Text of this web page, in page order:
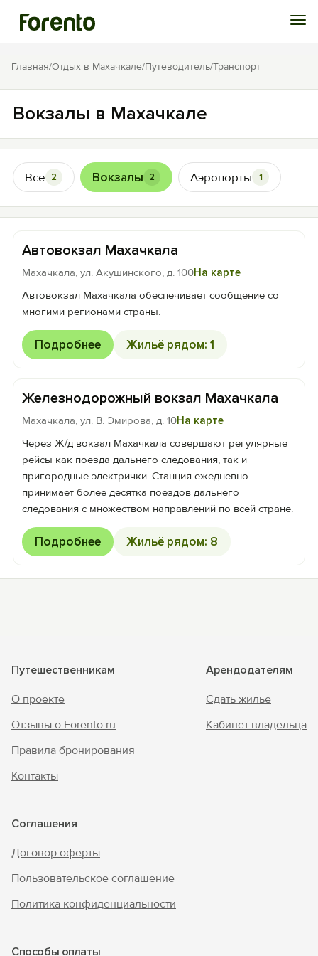
Войти
История просмотра
Добавить свой объект
Главная/Отдых в Махачкале/Путеводитель/Транспорт
Вокзалы в Махачкале
Все 2 Вокзалы 2 Аэропорты 1
Автовокзал Махачкала
Махачкала, ул. Акушинского, д. 100На карте
Автовокзал Махачкала обеспечивает сообщение со
многими регионами страны.
Подробнее Жильё рядом: 1
Железнодорожный вокзал Махачкала
Махачкала, ул. В. Эмирова, д. 10На карте
Через Ж/д вокзал Махачкала совершают регулярные
рейсы как поезда дальнего следования, так и
пригородные электрички. Станция ежедневно
принимает более десятка поездов дальнего
следования с множеством направлений по всей стране.
Подробнее Жильё рядом: 8
Путешественникам
О проекте
Отзывы о Forento.ru
Правила бронирования
Контакты
Арендодателям
Сдать жильё
Кабинет владельца
Соглашения
Договор оферты
Пользовательское соглашение
Политика конфиденциальности
Способы оплаты